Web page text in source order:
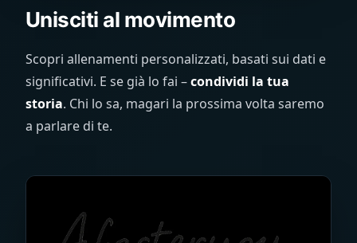
Unisciti al movimento
Scopri allenamenti personalizzati, basati sui dati e
significativi. E se già lo fai –condividi la tua
storia. Chi lo sa, magari la prossima volta saremo
a parlare di te.